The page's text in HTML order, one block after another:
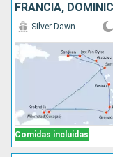
Comidas incluidas
Silver Dawn